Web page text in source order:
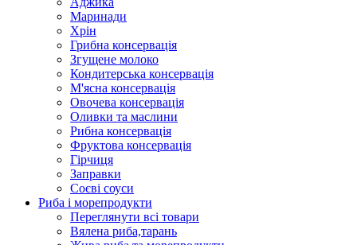
Маринади
Хрін
Грибна консервація
Згущене молоко
Кондитерська консервація
М'ясна консервація
Овочева консервація
Оливки та маслини
Рибна консервація
Фруктова консервація
Гірчиця
Заправки
Соєві соуси
Риба і морепродукти
Переглянути всі товари
Вялена риба,тарань